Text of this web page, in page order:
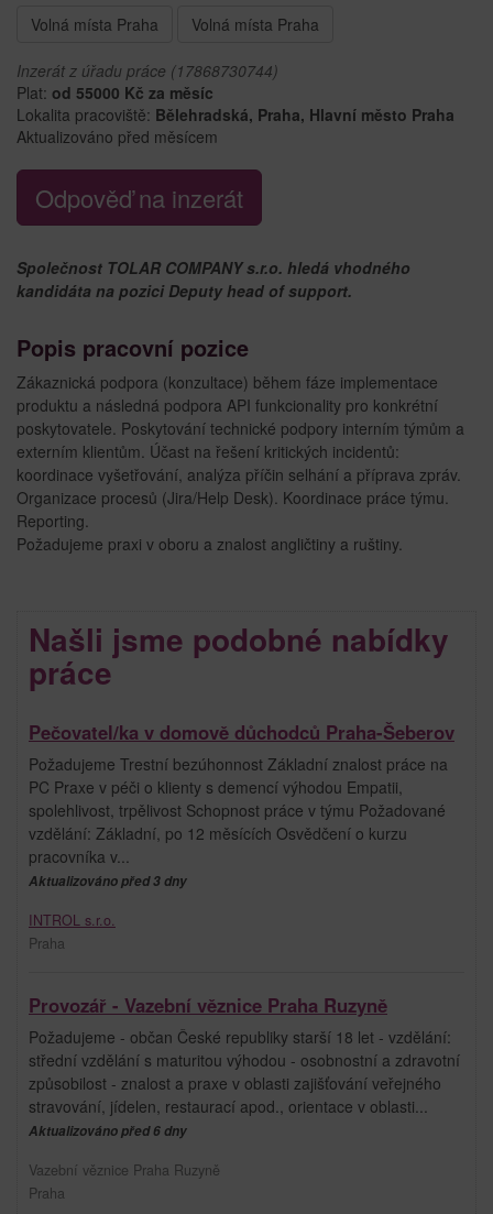
Volná místa Praha Volná místa Praha
Inzerát z úřadu práce (17868730744)
Plat: od 55000 Kč za měsíc
Lokalita pracoviště: Bělehradská, Praha, Hlavní město Praha
Aktualizováno před měsícem
Odpověď na inzerát
Společnost TOLAR COMPANY s.r.o. hledá vhodného
kandidáta na pozici Deputy head of support.
Popis pracovní pozice
Zákaznická podpora (konzultace) během fáze implementace
produktu a následná podpora API funkcionality pro konkrétní
poskytovatele. Poskytování technické podpory interním týmům a
externím klientům. Účast na řešení kritických incidentů:
koordinace vyšetřování, analýza příčin selhání a příprava zpráv.
Organizace procesů (Jira/Help Desk). Koordinace práce týmu.
Reporting.
Požadujeme praxi v oboru a znalost angličtiny a ruštiny.
Našli jsme podobné nabídky
práce
Pečovatel/ka v domově důchodců Praha-Šeberov
Požadujeme Trestní bezúhonnost Základní znalost práce na
PC Praxe v péči o klienty s demencí výhodou Empatii,
spolehlivost, trpělivost Schopnost práce v týmu Požadované
vzdělání: Základní, po 12 měsících Osvědčení o kurzu
pracovníka v...
Aktualizováno před 3 dny
INTROL s.r.o.
Praha
Provozář - Vazební věznice Praha Ruzyně
Požadujeme - občan České republiky starší 18 let - vzdělání:
střední vzdělání s maturitou výhodou - osobnostní a zdravotní
způsobilost - znalost a praxe v oblasti zajišťování veřejného
stravování, jídelen, restaurací apod., orientace v oblasti...
Aktualizováno před 6 dny
Vazební věznice Praha Ruzyně
Praha